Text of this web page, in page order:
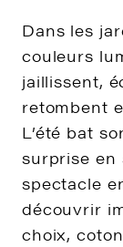
Dans les
couleurs
jaillissent,
retombent
L’été bat
surprise en
spectacle
découvrir
choix,